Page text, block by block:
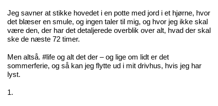
Jeg savner at stikke hovedet i en potte med jord i et hjørne, hvor
det blæser en smule, og ingen taler til mig, og hvor jeg ikke skal
være den, der har det detaljerede overblik over alt, hvad der skal
ske de næste 72 timer.
Men altså. #life og alt det der – og lige om lidt er det
sommerferie, og så kan jeg flytte ud i mit drivhus, hvis jeg har
lyst.
1.